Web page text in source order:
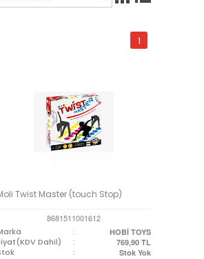
1
Twist Master (touch Stop)
8681511001612
: HOBİ TOYS
Dahil) : 769,90 TL
: Stok Yok